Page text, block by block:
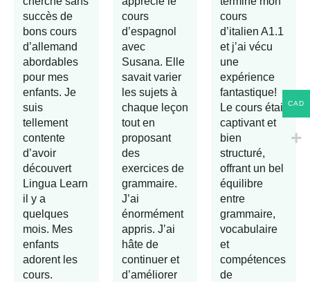
succès de
bons cours
d’allemand
abordables
pour mes
enfants. Je
suis
tellement
contente
d’avoir
découvert
Lingua Learn
il y a
quelques
mois. Mes
enfants
adorent les
cours.
cours
d’espagnol
avec
Susana. Elle
savait varier
les sujets à
chaque leçon
tout en
proposant
des
exercices de
grammaire.
J’ai
énormément
appris. J’ai
hâte de
continuer et
d’améliorer
cours
d’italien A1.1
et j’ai vécu
une
expérience
fantastique!
Le cours était
captivant et
bien
structuré,
offrant un bel
équilibre
entre
grammaire,
vocabulaire
et
compétences
de
CAD